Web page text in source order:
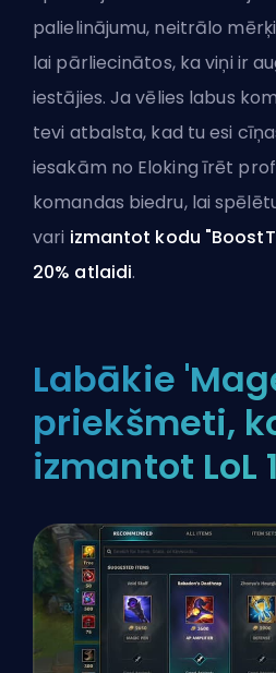
palielinājumu, neitrālo
lai pārliecinātos, ka viņi ir
iestājies. Ja vēlies labus
tevi atbalsta, kad tu esi
iesakām no Elokingīrēt
komandas biedru, lai
vari izmantot kodu
20% atlaidi.
Labākie
priekšmeti,
izmantot LoL